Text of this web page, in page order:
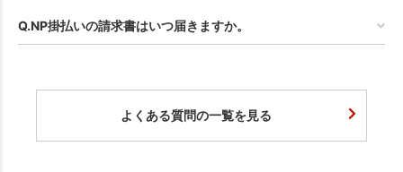
Q.NP掛払いの請求書はいつ届きますか。
よくある質問の一覧を見る